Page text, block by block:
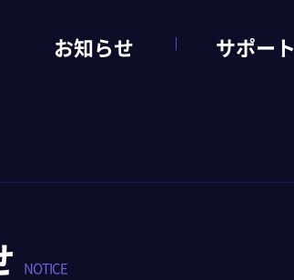
お知らせ サポート
NOTICE